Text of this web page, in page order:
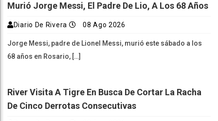
Murió Jorge Messi, El Padre De Lio, A Los 68 Años
Diario De Rivera 08 Ago 2026
Jorge Messi, padre de Lionel Messi, murió este sábado a los
68 años en Rosario, […]
River Visita A Tigre En Busca De Cortar La Racha
De Cinco Derrotas Consecutivas